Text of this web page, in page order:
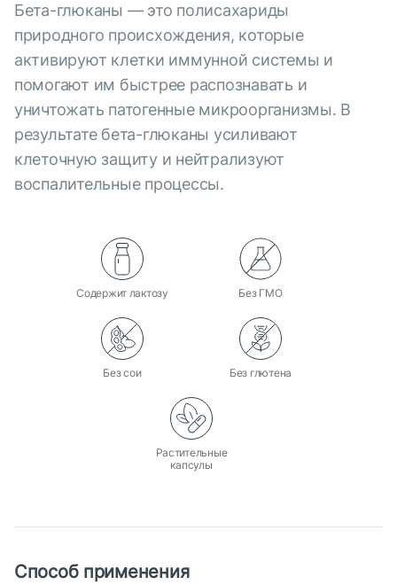
Бета-глюканы — это полисахариды
природного происхождения, которые
активируют клетки иммунной системы и
помогают им быстрее распознавать и
уничтожать патогенные микроорганизмы. В
результате бета-глюканы усиливают
клеточную защиту и нейтрализуют
воспалительные процессы.
Содержит лактозу Без ГМО
Без сои Без глютена
Растительные
капсулы
Способ применения